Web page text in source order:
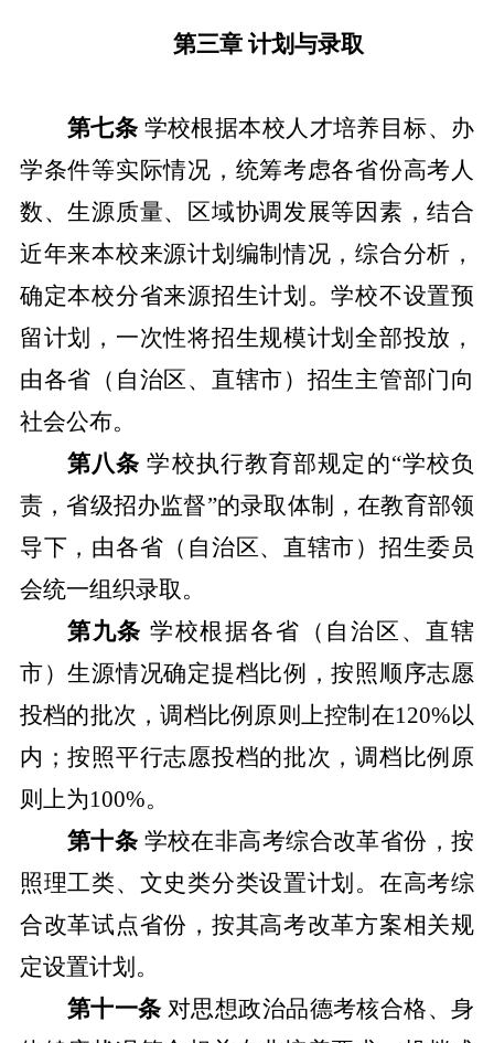
第三章计划与录取
第七条 学校根据本校人才培养目标、办
学条件等实际情况，统筹考虑各省份高考人
数、生源质量、区域协调发展等因素，结合
近年来本校来源计划编制情况，综合分析，
确定本校分省来源招生计划。学校不设置预
留计划，一次性将招生规模计划全部投放，
由各省（自治区、直辖市）招生主管部门向
社会公布。
第八条 学校执行教育部规定的“学校负
责，省级招办监督”的录取体制，在教育部领
导下，由各省（自治区、直辖市）招生委员
会统一组织录取。
第九条 学校根据各省（自治区、直辖
市）生源情况确定提档比例，按照顺序志愿
投档的批次，调档比例原则上控制在120%以
内；按照平行志愿投档的批次，调档比例 原
则上为100%。
第十条 学校在非高考综合改革省份，按
照理工类、文史类分类设置计划。在高考综
合改革试点省份，按其高考改革方案相关规
定设置计划。
第十一条 对思想政治品德考核合格、身